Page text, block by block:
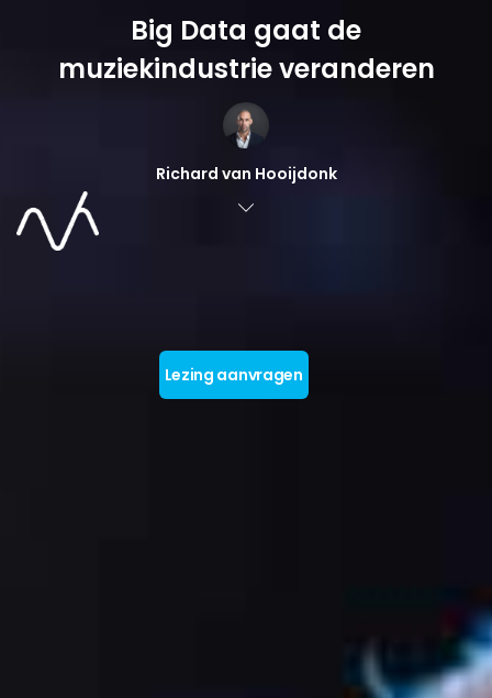
Lezing aanvragen
Big Data gaat de
muziekindustrie veranderen
Richard van Hooijdonk